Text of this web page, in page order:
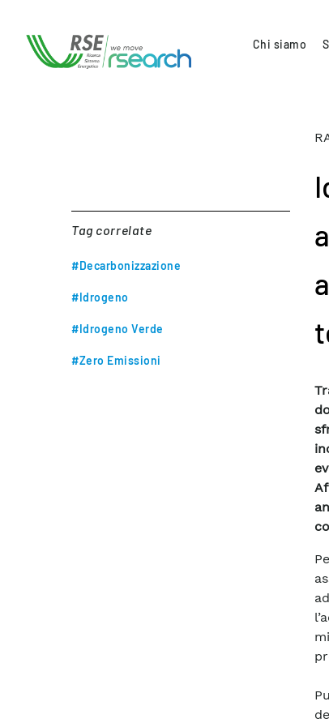
Chi siamo
Tag correlate
#Decarbonizzazione
#Idrogeno
#Idrogeno Verde
#Zero Emissioni